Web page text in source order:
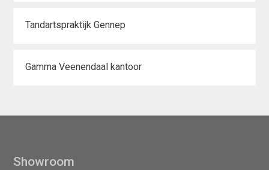
Tandartspraktijk Gennep
Gamma Veenendaal kantoor
Showroom